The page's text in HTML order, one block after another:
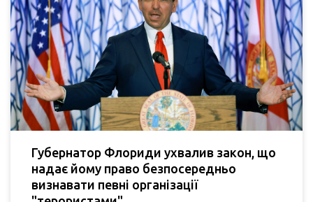
Губернатор Флориди ухвалив закон, що
надає йому право безпосередньо
визнавати певні організації